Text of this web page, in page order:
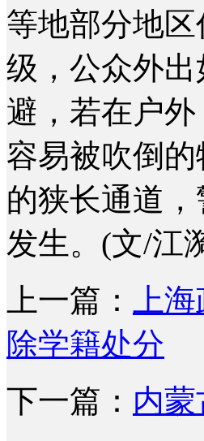
等地部分地
级，公众外
避，若在户
容易被吹倒
的狭长通道
发生。(文/江
上一篇：
上
除学籍处分
下一篇： 内